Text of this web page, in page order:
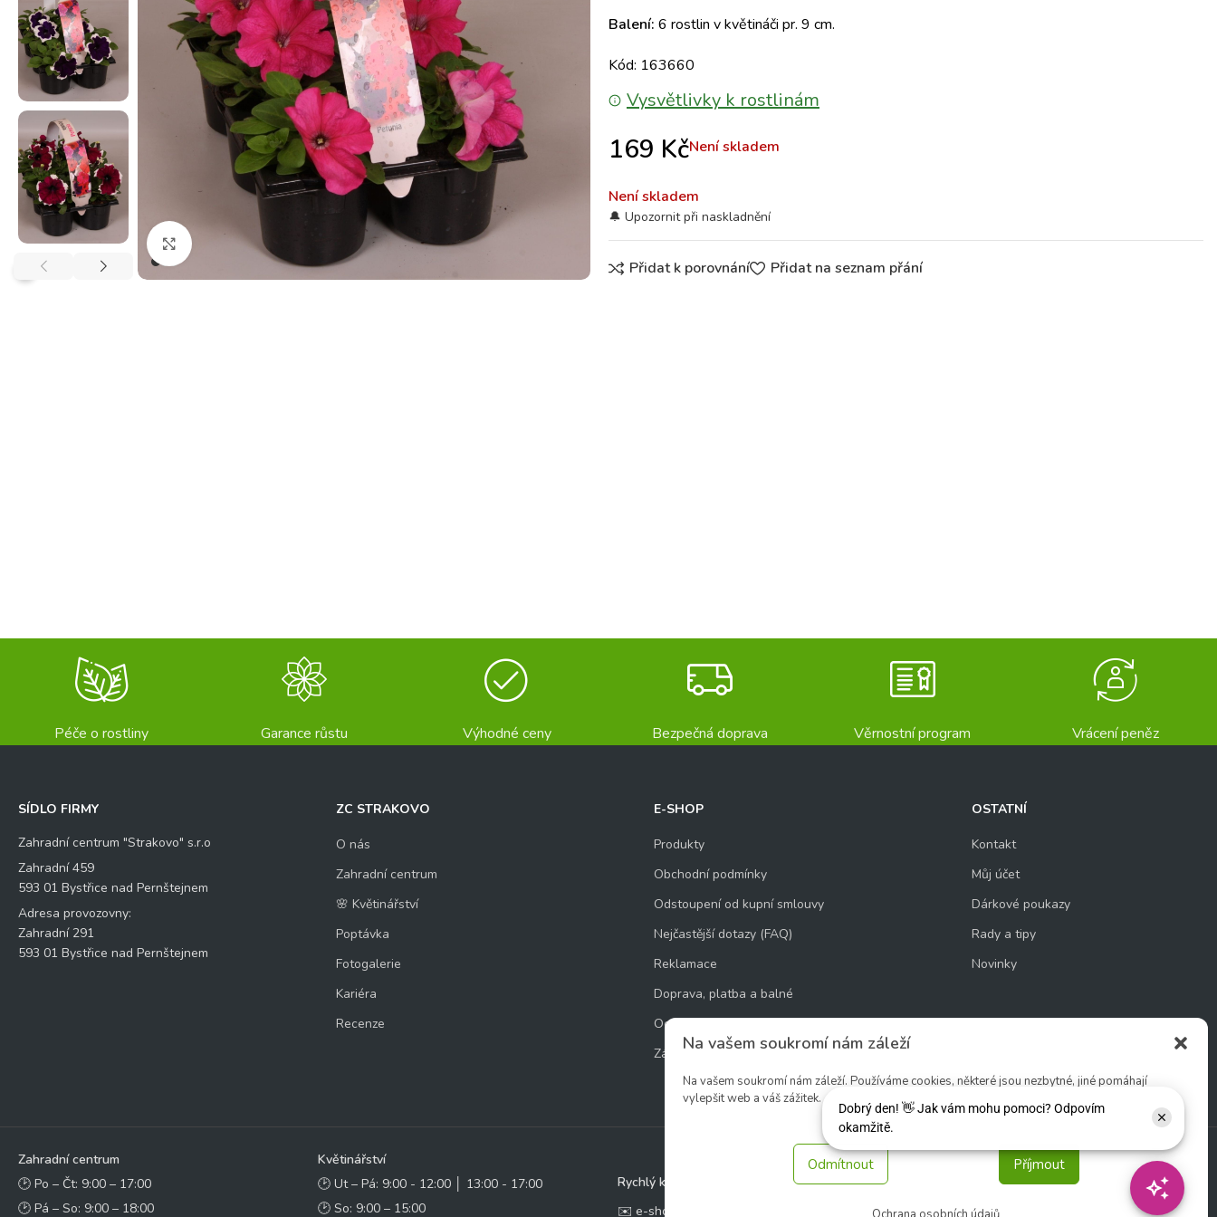
Na vašem soukromí nám záleží
Na vašem soukromí nám záleží. Používáme cookies, některé jsou nezbytné, jiné pomáhají
vylepšit web a váš zážitek.
Příjmout
Odmítnout
Klikněte pro zvětšení
Balení: 6 rostlin v květináči pr. 9 cm.
Kód: 163660
Vysvětlivky k rostlinám
169 KčNení skladem
Není skladem
Přidat k porovnání Přidat na seznam přání
Péče o rostliny Garance růstu Výhodné ceny Bezpečná doprava Věrnostní program Vrácení peněz
SÍDLO FIRMY
Zahradní centrum "Strakovo" s.r.o
Zahradní 459
593 01 Bystřice nad Pernštejnem
Adresa provozovny:
Zahradní 291
593 01 Bystřice nad Pernštejnem
ZC STRAKOVO
O nás
Zahradní centrum
🌸 Květinářství
Poptávka
Fotogalerie
Kariéra
Recenze
E-SHOP
Produkty
Obchodní podmínky
Odstoupení od kupní smlouvy
Nejčastější dotazy (FAQ)
Reklamace
Doprava, platba a balné
Ochrana osobních údajů
Zásady používání souborů cookie
OSTATNÍ
Kontakt
Můj účet
Dárkové poukazy
Rady a tipy
Novinky
Zahradní centrum
🕑 Po – Čt: 9:00 – 17:00
🕑 Pá – So: 9:00 – 18:00
Květinářství
🕑 Ut – Pá: 9:00 - 12:00 │ 13:00 - 17:00
🕑 So: 9:00 – 15:00
Rychlý kontakt:
✉️ e-shop@zcstrakovo.cz